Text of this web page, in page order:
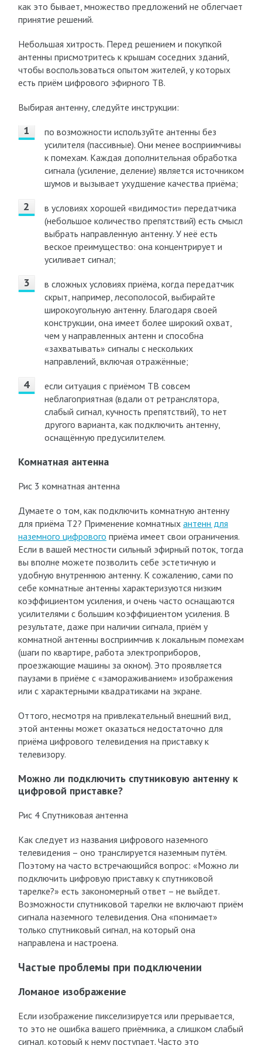
как это бывает, множество предложений не облегчает
принятие решений.
Небольшая хитрость. Перед решением и покупкой
антенны присмотритесь к крышам соседних зданий,
чтобы воспользоваться опытом жителей, у которых
есть приём цифрового эфирного ТВ.
Выбирая антенну, следуйте инструкции:
по возможности используйте антенны без
усилителя (пассивные). Они менее восприимчивы
к помехам. Каждая дополнительная обработка
сигнала (усиление, деление) является источником
шумов и вызывает ухудшение качества приёма;
в условиях хорошей «видимости» передатчика
(небольшое количество препятствий) есть смысл
выбрать направленную антенну. У неё есть
веское преимущество: она концентрирует и
усиливает сигнал;
в сложных условиях приёма, когда передатчик
скрыт, например, лесополосой, выбирайте
широкоугольную антенну. Благодаря своей
конструкции, она имеет более широкий охват,
чем у направленных антенн и способна
«захватывать» сигналы с нескольких
направлений, включая отражённые;
если ситуация с приёмом ТВ совсем
неблагоприятная (вдали от ретранслятора,
слабый сигнал, кучность препятствий), то нет
другого варианта, как подключить антенну,
оснащённую предусилителем.
Комнатная антенна
Рис 3 комнатная антенна
Думаете о том, как подключить комнатную антенну
для приёма Т2? Применение комнатных антенн для
наземного цифрового приёма имеет свои ограничения.
Если в вашей местности сильный эфирный поток, тогда
вы вполне можете позволить себе эстетичную и
удобную внутреннюю антенну. К сожалению, сами по
себе комнатные антенны характеризуются низким
коэффициентом усиления, и очень часто оснащаются
усилителями с большим коэффициентом усиления. В
результате, даже при наличии сигнала, приём у
комнатной антенны восприимчив к локальным помехам
(шаги по квартире, работа электроприборов,
проезжающие машины за окном). Это проявляется
паузами в приёме с «замораживанием» изображения
или с характерными квадратиками на экране.
Оттого, несмотря на привлекательный внешний вид,
этой антенны может оказаться недостаточно для
приёма цифрового телевидения на приставку к
телевизору.
Можно ли подключить спутниковую антенну к
цифровой приставке?
Рис 4 Спутниковая антенна
Как следует из названия цифрового наземного
телевидения – оно транслируется наземным путём.
Поэтому на часто встречающийся вопрос: «Можно ли
подключить цифровую приставку к спутниковой
тарелке?» есть закономерный ответ – не выйдет.
Возможности спутниковой тарелки не включают приём
сигнала наземного телевидения. Она «понимает»
только спутниковый сигнал, на который она
направлена и настроена.
Частые проблемы при подключении
Ломаное изображение
Если изображение пикселизируется или прерывается,
то это не ошибка вашего приёмника, а слишком слабый
сигнал, который к нему поступает. Часто это